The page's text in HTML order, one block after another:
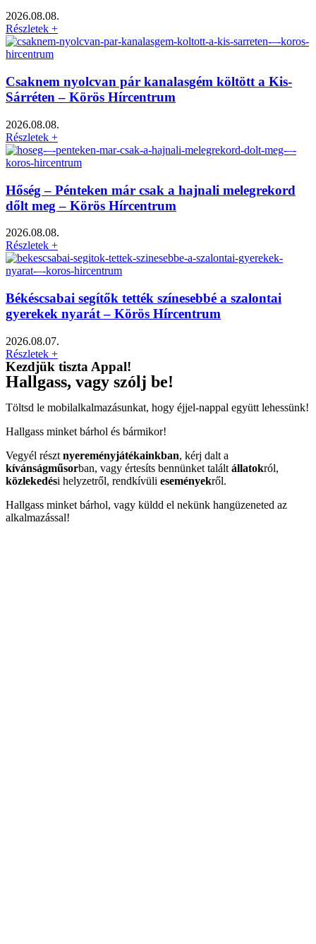
2026.08.08.
Részletek +
Csaknem nyolcvan pár kanalasgém költött a Kis-
Sárréten – Körös Hírcentrum
2026.08.08.
Részletek +
Hőség – Pénteken már csak a hajnali melegrekord
dőlt meg – Körös Hírcentrum
2026.08.08.
Részletek +
Békéscsabai segítők tették színesebbé a szalontai
gyerekek nyarát – Körös Hírcentrum
2026.08.07.
Részletek +
Kezdjük tiszta Appal!
Hallgass, vagy szólj be!
Töltsd le mobilalkalmazásunkat, hogy éjjel-nappal együtt lehessünk!
Hallgass minket bárhol és bármikor!
Vegyél részt nyereményjátékainkban, kérj dalt a
kívánságműsorban, vagy értesíts bennünket talált állatokról,
közlekedési helyzetről, rendkívüli eseményekről.
Hallgass minket bárhol, vagy küldd el nekünk hangüzeneted az
alkalmazással!